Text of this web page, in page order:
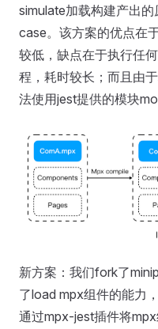
simulate加载构建产出
case。该方案的优点在
较低，缺点在于执行任
程，耗时较长；而且由
法使用jest提供的模块
新方案：我们fork了
了load mpx组件的能力
通过mpx-jest插件将